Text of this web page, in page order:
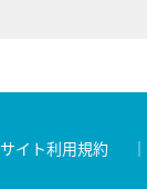
サイト利用規約